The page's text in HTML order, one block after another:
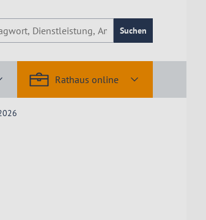
Suchen
Rathaus online